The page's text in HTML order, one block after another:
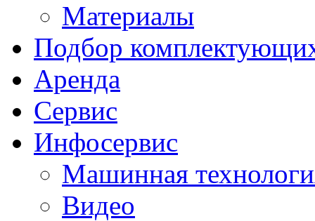
Материалы
Подбор
Аренда
Сервис
Инфосервис
Машинная
Видео